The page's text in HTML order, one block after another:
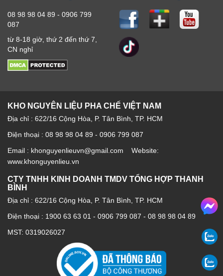
08 98 98 04 89 - 0906 799
087
từ 8-18 giờ, thứ 2 đến thứ 7,
CN nghỉ
KHO NGUYÊN LIỆU PHA CHẾ VIỆT NAM
Địa chỉ : 622/16 Cộng Hòa, P. Tân Bình, TP. HCM
Điện thoại : 08 98 98 04 89 - 0906 799 087
Email : khonguyenlieuvn@gmail.com Website:
www.khonguyenlieu.vn
CTY TNHH KINH DOANH TMDV TỔNG HỢP THANH
BÌNH
Địa chỉ : 622/16 Cộng Hòa, P. Tân Bình, TP. HCM
Điện thoại : 1900 63 63 01 - 0906 799 087 - 08 98 98 04 89
MST: 0319026027